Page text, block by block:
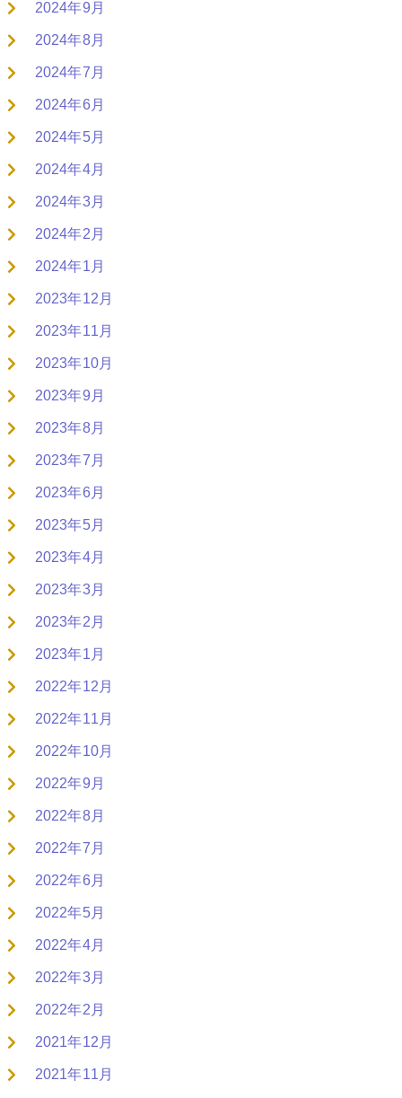
2024年9月
2024年8月
2024年7月
2024年6月
2024年5月
2024年4月
2024年3月
2024年2月
2024年1月
2023年12月
2023年11月
2023年10月
2023年9月
2023年8月
2023年7月
2023年6月
2023年5月
2023年4月
2023年3月
2023年2月
2023年1月
2022年12月
2022年11月
2022年10月
2022年9月
2022年8月
2022年7月
2022年6月
2022年5月
2022年4月
2022年3月
2022年2月
2021年12月
2021年11月